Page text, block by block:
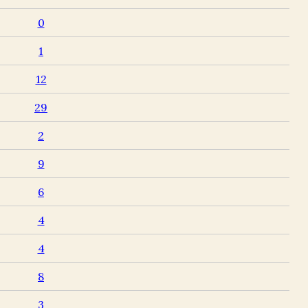
0
1
12
29
2
9
6
4
4
8
3